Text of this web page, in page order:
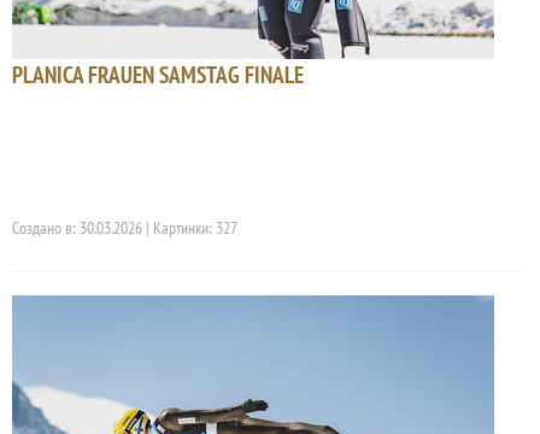
PLANICA FRAUEN SAMSTAG FINALE
Создано в: 30.03.2026 | Картинки: 327